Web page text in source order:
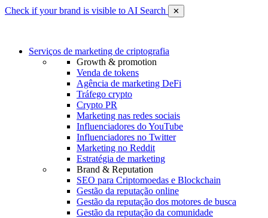
Check if your brand is visible to AI Search ✕
Serviços de marketing de criptografia
Growth & promotion
Venda de tokens
Agência de marketing DeFi
Tráfego crypto
Crypto PR
Marketing nas redes sociais
Influenciadores do YouTube
Influenciadores no Twitter
Marketing no Reddit
Estratégia de marketing
Brand & Reputation
SEO para Criptomoedas e Blockchain
Gestão da reputação online
Gestão da reputação dos motores de busca
Gestão da reputação da comunidade